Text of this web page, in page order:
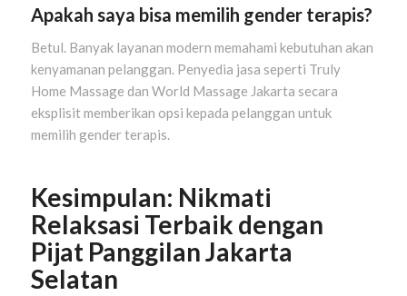
Apakah saya bisa memilih gender terapis?
Betul. Banyak layanan modern memahami kebutuhan akan
kenyamanan pelanggan. Penyedia jasa seperti Truly
Home Massage dan World Massage Jakarta secara
eksplisit memberikan opsi kepada pelanggan untuk
memilih gender terapis.
Kesimpulan: Nikmati
Relaksasi Terbaik dengan
Pijat Panggilan Jakarta
Selatan